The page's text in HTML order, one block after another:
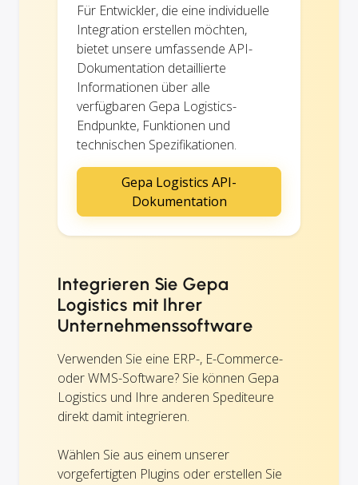
Für Entwickler, die eine individuelle
Integration erstellen möchten,
bietet unsere umfassende API-
Dokumentation detaillierte
Informationen über alle
verfügbaren Gepa Logistics-
Endpunkte, Funktionen und
technischen Spezifikationen.
Gepa Logistics API-
Dokumentation
Integrieren Sie Gepa
Logistics mit Ihrer
Unternehmenssoftware
Verwenden Sie eine ERP-, E-Commerce-
oder WMS-Software? Sie können Gepa
Logistics und Ihre anderen Spediteure
direkt damit integrieren.
Wählen Sie aus einem unserer
vorgefertigten Plugins oder erstellen Sie